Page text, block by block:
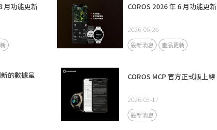
月功能更新 COROS 2026 年 6 月功能更新
2026-06-26
最新消息 產品更新
新的數據呈
COROS MCP 官方正式版上線
2026-05-17
最新消息